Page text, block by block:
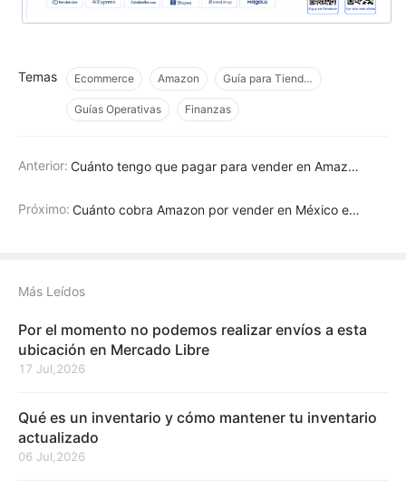
Temas Ecommerce Amazon Guía para Tiendas
Guías Operativas Finanzas
Anterior: Cuánto tengo que pagar para vender en Amazon México: Guía 2026
Próximo: Cuánto cobra Amazon por vender en México en 2026
Más Leídos
Por el momento no podemos realizar envíos a esta
ubicación en Mercado Libre
17 Jul,2026
Qué es un inventario y cómo mantener tu inventario
actualizado
06 Jul,2026